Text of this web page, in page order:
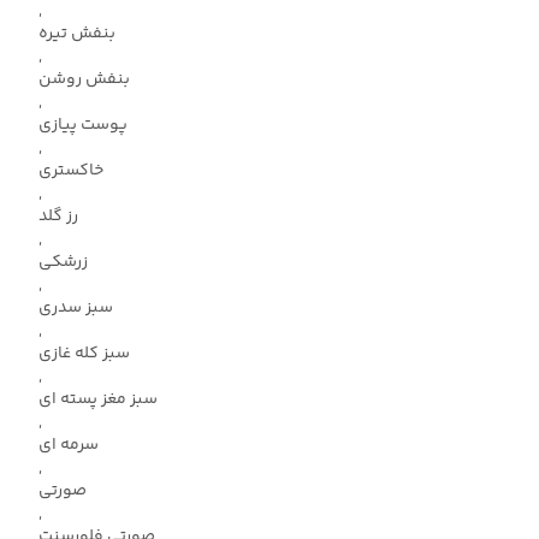
,
بنفش تیره
,
بنفش روشن
,
پوست پیازی
,
خاکستری
,
رز گلد
,
زرشکی
,
سبز سدری
,
سبز کله غازی
,
سبز مغز پسته ای
,
سرمه ای
,
صورتی
,